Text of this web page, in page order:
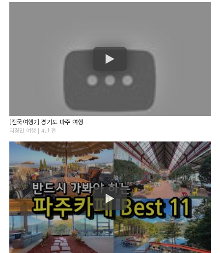
[전국여행2] 경기도 파주 여행
리경민 여행 | 4년 전